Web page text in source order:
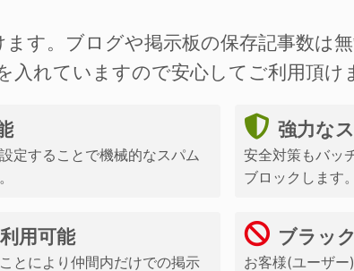
す。ブログや掲示板の保存記事数は
れていますので安心してご利用頂け
定することで機械的なスパム
用可能
とにより仲間内だけでの掲示
強力な
安全対策もバッ
ブロックします。
ブラッ
お客様(ユーザ